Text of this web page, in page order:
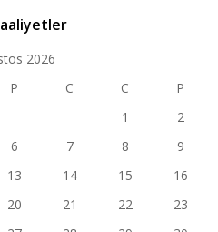
2026
P C C
P
1
2
6 7 8
9
13 14 15
16
20 21 22
23